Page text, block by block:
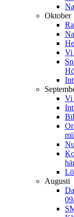
Oktober
Vi
Vi
Augusti